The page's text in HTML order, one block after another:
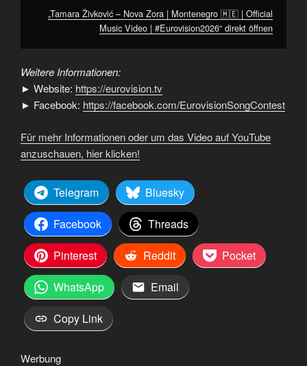
„Tamara Živković – Nova Zora | Montenegro 🇲🇪 | Official
Music Video | #Eurovision2026“ direkt öffnen
Weitere Informationen:
► Website: https://eurovision.tv
► Facebook: https://facebook.com/EurovisionSongContest
Für mehr Informationen oder um das Video auf YouTube
anzuschauen, hier klicken!
Telegram
Bluesky
Facebook
Threads
Pinterest
Reddit
Pocket
WhatsApp
Email
Copy Link
Werbung